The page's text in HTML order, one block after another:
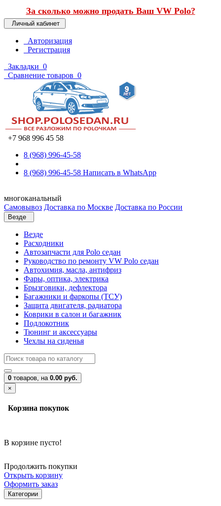
За сколько можно продать Ваш VW Polo?
Личный кабинет
Авторизация
Регистрация
Закладки 0
Сравнение товаров 0
+7 968 996 45 58
8 (968) 996-45-58
8 (968) 996-45-58 Написать в WhatsApp
многоканальный
Самовывоз Доставка по Москве Доставка по России
Везде
Везде
Расходники
Автозапчасти для Polo седан
Руководство по ремонту VW Polo седан
Автохимия, масла, антифриз
Фары, оптика, электрика
Брызговики, дефлектора
Багажники и фаркопы (ТСУ)
Защита двигателя, радиатора
Коврики в салон и багажник
Подлокотник
Тюнинг и аксессуары
Чехлы на сиденья
0 товаров, на 0.00 руб.
×
Корзина покупок
В корзине пусто!
Продолжить покупки
Открыть корзину
Оформить заказ
Категории